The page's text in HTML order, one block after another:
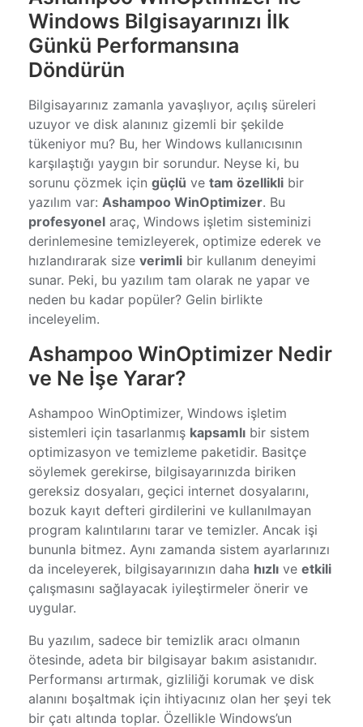
Windows Bilgisayarınızı İlk
Günkü Performansına
Döndürün
Bilgisayarınız zamanla yavaşlıyor, açılış süreleri
uzuyor ve disk alanınız gizemli bir şekilde
tükeniyor mu? Bu, her Windows kullanıcısının
karşılaştığı yaygın bir sorundur. Neyse ki, bu
sorunu çözmek için güçlü ve tam özellikli bir
yazılım var: Ashampoo WinOptimizer. Bu
profesyonel araç, Windows işletim sisteminizi
derinlemesine temizleyerek, optimize ederek ve
hızlandırarak size verimli bir kullanım deneyimi
sunar. Peki, bu yazılım tam olarak ne yapar ve
neden bu kadar popüler? Gelin birlikte
inceleyelim.
Ashampoo WinOptimizer Nedir
ve Ne İşe Yarar?
Ashampoo WinOptimizer, Windows işletim
sistemleri için tasarlanmış kapsamlı bir sistem
optimizasyon ve temizleme paketidir. Basitçe
söylemek gerekirse, bilgisayarınızda biriken
gereksiz dosyaları, geçici internet dosyalarını,
bozuk kayıt defteri girdilerini ve kullanılmayan
program kalıntılarını tarar ve temizler. Ancak işi
bununla bitmez. Aynı zamanda sistem ayarlarınızı
da inceleyerek, bilgisayarınızın daha hızlı ve etkili
çalışmasını sağlayacak iyileştirmeler önerir ve
uygular.
Bu yazılım, sadece bir temizlik aracı olmanın
ötesinde, adeta bir bilgisayar bakım asistanıdır.
Performansı artırmak, gizliliği korumak ve disk
alanını boşaltmak için ihtiyacınız olan her şeyi tek
bir çatı altında toplar. Özellikle Windows’un